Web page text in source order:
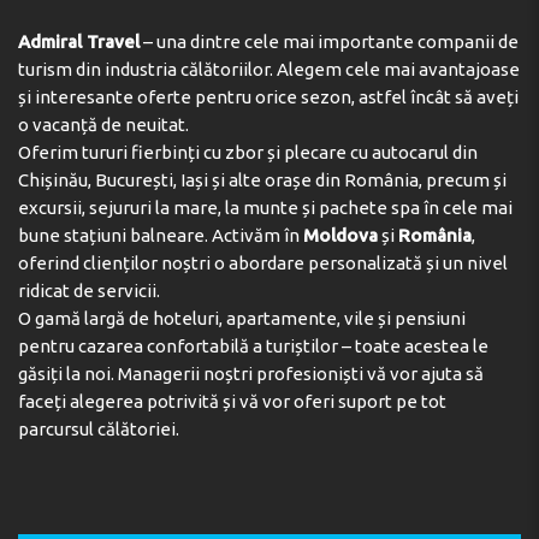
Admiral Travel– una dintre cele mai importante companii de
turism din industria călătoriilor. Alegem cele mai avantajoase
și interesante oferte pentru orice sezon, astfel încât să aveți
o vacanță de neuitat.
Oferim tururi fierbinți cu zbor și plecare cu autocarul din
Chișinău, București, Iași și alte orașe din România, precum și
excursii, sejururi la mare, la munte și pachete spa în cele mai
bune stațiuni balneare. Activăm în Moldovași România,
oferind clienților noștri o abordare personalizată și un nivel
ridicat de servicii.
O gamă largă de hoteluri, apartamente, vile și pensiuni
pentru cazarea confortabilă a turiștilor – toate acestea le
găsiți la noi. Managerii noștri profesioniști vă vor ajuta să
faceți alegerea potrivită și vă vor oferi suport pe tot
parcursul călătoriei.